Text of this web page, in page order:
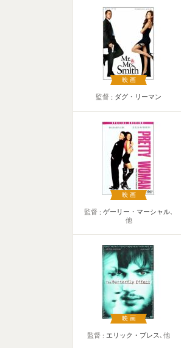
映画
監督 ダグ・リーマン
映画
監督 ゲーリー・マーシャル､
他
映画
監督 エリック・ブレス､他